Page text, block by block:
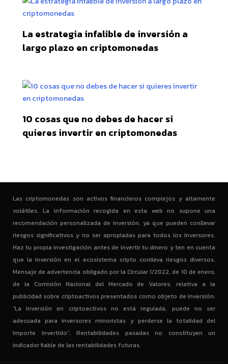
La estrategia infalible de inversión a
largo plazo en criptomonedas
10 cosas que no debes de hacer si
quieres invertir en criptomonedas
Las criptomonedas son activos financieros complejos y altamente
volátiles. La información recogida en esta web no supone una
recomendación personalizada de inversión, ya que pueden conllevar
riesgos significativos y no ser apropiadas para todos los inversores.
Haz tu propia investigación antes de invertir tu dinero y ten en cuenta
que la inversión en el ecosistema cripto conlleva riesgos diversos.
Mensaje de advertencia obligado por la Circular 1/2022, de 10 de enero,
de la Comisión Nacional del Mercado de Valores, relativa a la
publicidad sobre criptoactivos presentados como objeto de inversión:
“La inversión en criptoactivos no está regulada, puede no ser
adecuada para inversores minoristas y perderse la totalidad del
importe invertido”. Rentabilidades pasadas no constituyen un
indicador fiable de las rentabilidades futuras.